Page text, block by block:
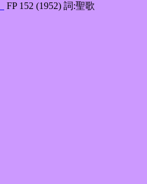
FP 152 (1952) 詞:聖歌